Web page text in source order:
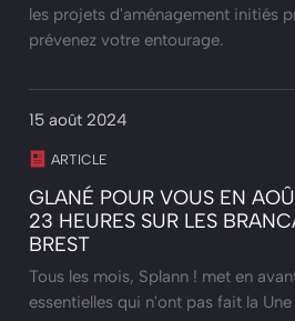
les projets d'aménagement initiés
prévenez votre entourage.
15 août 2024
ARTICLE
GLANÉ POUR VOUS EN
23 HEURES SUR LES
BREST
Tous les mois, Splann ! met en
essentielles qui n'ont pas fait la